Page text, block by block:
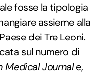
fosse la tipologia
assieme alla
dei Tre Leoni.
sul numero di
Medical Journale,